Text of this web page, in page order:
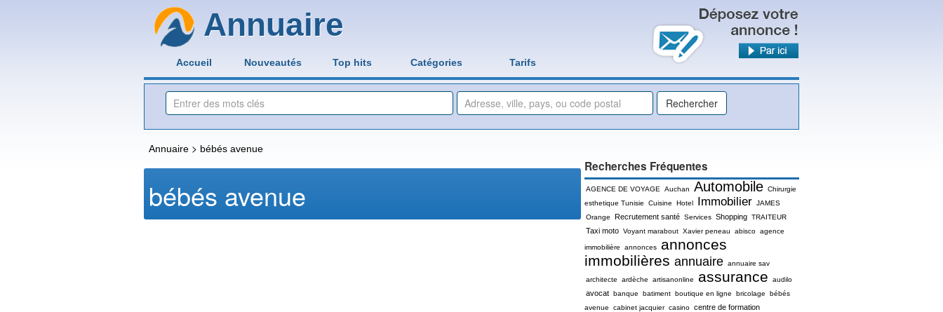
Annuaire
Accueil Nouveautés Top hits Catégories Tarifs
Annuaire > bébés avenue
bébés avenue
Recherches Fréquentes
AGENCE DE VOYAGE Auchan Automobile Chirurgie
esthetique Tunisie
Cuisine Hotel Immobilier JAMES
Orange
Recrutement santé Services Shopping TRAITEUR
Taxi moto Voyant marabout Xavier peneau abisco agence
immobilière annonces
annonces
immobilières annuaire annuaire sav
architecte ardèche artisanonline assurance audilo
avocat banque batiment boutique en ligne bricolage
bébés
avenue
cabinet jacquier casino centre de formation